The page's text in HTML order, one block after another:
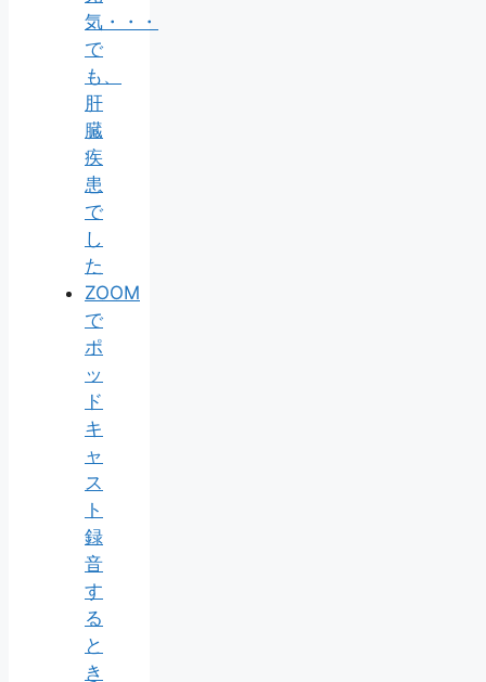
気・・・
で
も、
肝
臓
疾
患
で
し
た
ZOOM
で
ポ
ッ
ド
キ
ャ
ス
ト
録
音
す
る
と
き